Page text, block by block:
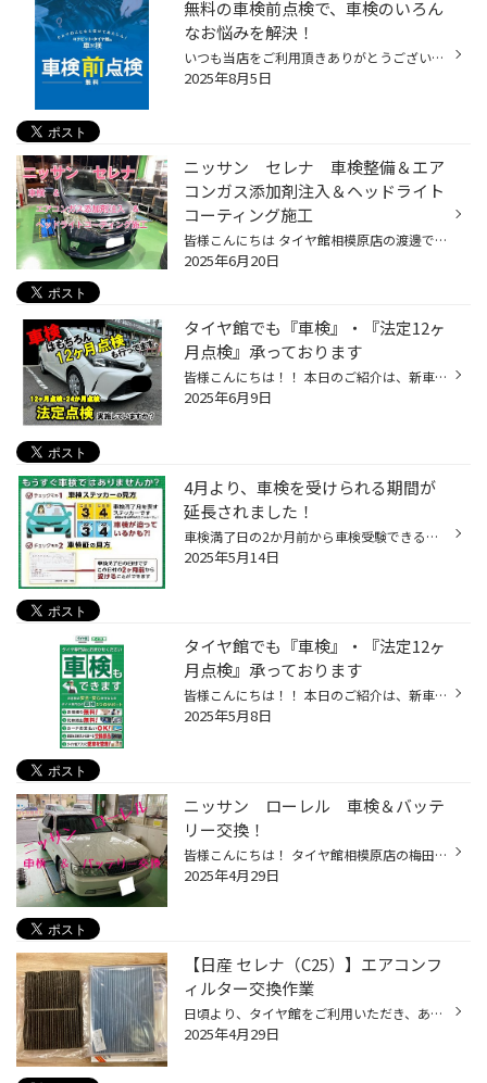
無料の車検前点検で、車検のいろん
なお悩みを解決！
いつも当店をご利用頂きありがとうございます。 今回は、「車検」をよりお得にお受けいただくために、 コクピット/タイヤ館がオススメする「車検前点検」についてご紹介いたします。 【車検前点検は、出費を集中させない、かしこい車検の受け方】 ・車検って何？車検って良く分からない！ ・はじめ...
2025年8月5日
ニッサン セレナ 車検整備＆エア
コンガス添加剤注入＆ヘッドライト
コーティング施工
皆様こんにちは タイヤ館相模原店の渡邊です 本日ご紹介させていただきますのは ニッサン セレナの 車検整備 エアコンガス添加剤注入 ヘッドライトコーティング施工作業です。 初めにエアコンガス添加剤の注入から進めます。 注入場所はエアコンのガスライン 低圧側に接続し添加剤を注入していきま...
2025年6月20日
タイヤ館でも『車検』・『法定12ヶ
月点検』承っております
皆様こんにちは！！ 本日のご紹介は、新車ですと 3年、それ以外の一般自家用車で、2年毎の行事。。。 『車検』 そして、意外と忘れがちな、１年に１回の『法定12ヶ月点検』 当店で受付し、提携の整備工場で実施しています。 お車でご来店いただければ、概算のお見積りもできます。 車検は、満了日の...
2025年6月9日
4月より、車検を受けられる期間が
延長されました！
車検満了日の2か月前から車検受験できるようになったことご存知ですか？ 2025年4月より、道路運送車両法施行規則等が改正され 「車検証の有効期間満了日の2ヵ月前から満了日までの間」に車検を受けても、 残存する有効期限が失われないことになったということで、 車検が非常に込み合う時期を避けた...
2025年5月14日
タイヤ館でも『車検』・『法定12ヶ
月点検』承っております
皆様こんにちは！！ 本日のご紹介は、新車ですと 3年、それ以外の一般自家用車で、2年毎の行事。。。 『車検』 そして、意外と忘れがちな、１年に１回の『法定12ヶ月点検』 当店で受付し、提携の整備工場で実施しています。 お車でご来店いただければ、概算のお見積りもできます。 車検は、満了日の...
2025年5月8日
ニッサン ローレル 車検＆バッテ
リー交換！
皆様こんにちは！ タイヤ館相模原店の梅田です 本日ご紹介させていただきますのは ニッサン ローレルの 車検整備と バッテリー交換です タイヤ館で車検？？？ なんて方も多いかと思いますが タイヤ館は 「車検をやっています！」 無料にてお見積もり作ります！ 代車 無料です！ （代車には限りがご...
2025年4月29日
【日産 セレナ（C25）】エアコンフ
ィルター交換作業
日頃より、タイヤ館をご利用いただき、ありがとうございます。 さて、当店と同じチェーン店の近隣タイヤ館店舗で作業いたしましたエアコンフィルター交換作業をご紹介します。 （WEB掲載をご快諾いただきましたお客様！大変感謝しております。いつもご愛顧いただき誠にありがとうございます！！） ...
2025年4月29日